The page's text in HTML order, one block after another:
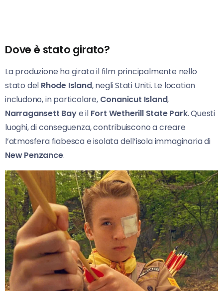
Dove è stato girato?
La produzione ha girato il film principalmente nello
stato del Rhode Island, negli Stati Uniti. Le location
includono, in particolare, Conanicut Island,
Narragansett Baye il Fort Wetherill State Park. Questi
luoghi, di conseguenza, contribuiscono a creare
l’atmosfera fiabesca e isolata dell’isola immaginaria di
New Penzance.